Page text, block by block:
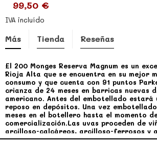
99,50 €
IVA incluído
Más Tienda Reseñas
El 200 Monges Reserva Magnum es un
Rioja Alta que se encuentra en su mejor
consumo y que cuenta con 91 puntos
crianza de 24 meses en barricas nuevas
americano. Antes del embotellado estará
reposo en depósitos. Una vez
meses en el botellero hasta el momento
comercialización.Las uvas proceden de
arcilloso-calcáreos, arcilloso-ferrosos y
ecológico. La vendimiado se realiza